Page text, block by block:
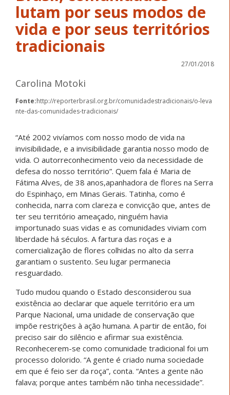
lutam por seus modos de
vida e por seus territórios
tradicionais
27/01/2018
Carolina Motoki
Fonte:http://reporterbrasil.org.br/comunidadestradicionais/o-leva
nte-das-comunidades-tradicionais/
“Até 2002 vivíamos com nosso modo de vida na
invisibilidade, e a invisibilidade garantia nosso modo de
vida. O autorreconhecimento veio da necessidade de
defesa do nosso território”. Quem fala é Maria de
Fátima Alves, de 38 anos,apanhadora de flores na Serra
do Espinhaço, em Minas Gerais. Tatinha, como é
conhecida, narra com clareza e convicção que, antes de
ter seu território ameaçado, ninguém havia
importunado suas vidas e as comunidades viviam com
liberdade há séculos. A fartura das roças e a
comercialização de flores colhidas no alto da serra
garantiam o sustento. Seu lugar permanecia
resguardado.
Tudo mudou quando o Estado desconsiderou sua
existência ao declarar que aquele território era um
Parque Nacional, uma unidade de conservação que
impõe restrições à ação humana. A partir de então, foi
preciso sair do silêncio e afirmar sua existência.
Reconhecerem-se como comunidade tradicional foi um
processo dolorido. “A gente é criado numa sociedade
em que é feio ser da roça”, conta. “Antes a gente não
falava; porque antes também não tinha necessidade”.